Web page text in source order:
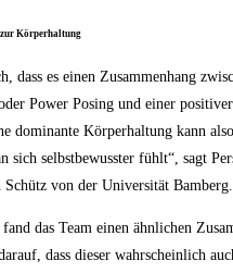
Körperhaltung
dass es einen Zusam­men­hang
Power Posing und einer
domi­nan­te Kör­per­hal­tung kann
sich selbst­be­wuss­ter fühlt“, sagt
von der Uni­ver­si­tät Bamberg.
das Team einen ähn­li­chen
dass die­ser wahr­schein­lich